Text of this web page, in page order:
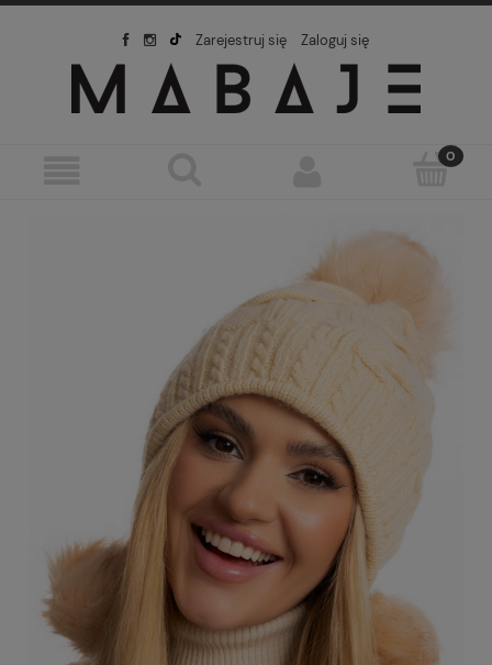
Zarejestruj się Zaloguj się